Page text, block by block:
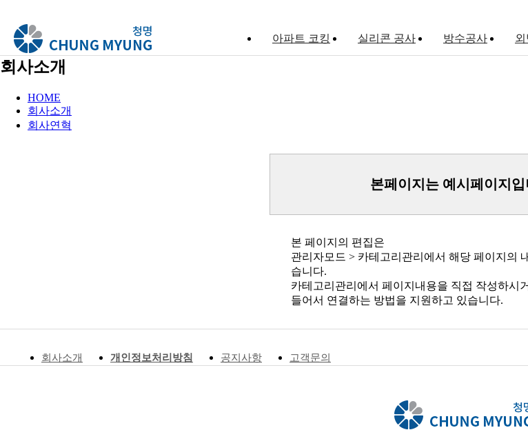
아파트 코킹 실리콘 공사 방수공사
회사소개
HOME
회사소개
회사연혁
본페이지는 예시페이지입
본 페이지의 편집은
습니다.
들어서 연결하는 방법을 지원하고 있습니다.
회사소개 개인정보처리방침 공지사항 고객문의